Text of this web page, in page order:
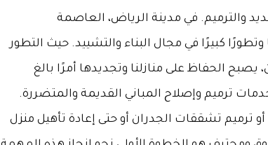
والترميم. في مدينة الرياض، العاصمة
كبيرًا في مجال البناء والتشييد. حيث التطور
يصبح الحفاظ على منازلنا وتجديدها أمرًا بالغ
ترميم وإصلاح المباني القديمة والمتضررة.
ترميم تشققات الجدران أو حتى إعادة تأهيل منزل